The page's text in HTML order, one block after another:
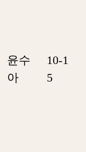
윤수
아
10-1
5